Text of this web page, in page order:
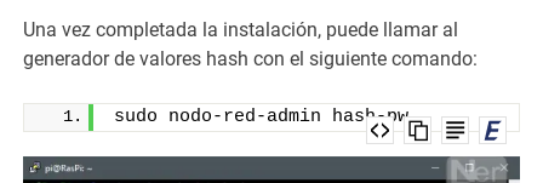
Una vez completada la instalación, puede llamar al
generador de valores hash con el siguiente comando:
sudo nodo-red-admin hash-pw